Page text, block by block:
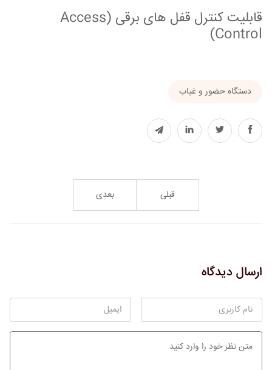
قابلیت کنترل قفل های برقی (Access
Control)
دستگاه حضور و غیاب
قبلی بعدی
ارسال دیدگاه